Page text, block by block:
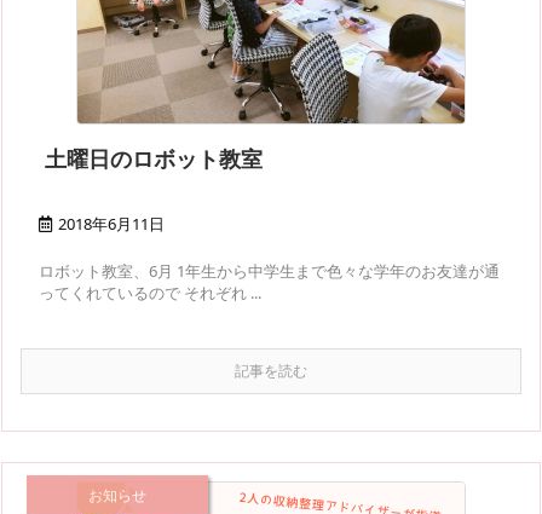
土曜日のロボット教室
2018年6月11日
ロボット教室、6月 1年生から中学生まで色々な学年のお友達が通
ってくれているので それぞれ ...
記事を読む
お知らせ